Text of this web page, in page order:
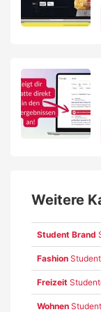
Weitere
Student Brand
Fashion
Freizeit
Wohnen